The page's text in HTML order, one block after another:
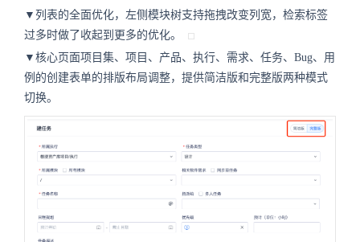
▼列表的全面优化，左侧模块树支持拖拽改变列宽，检索标签
过多时做了收起到更多的优化。
▼核心页面项目集、项目、产品、执行、需求、任务、Bug、用
例的创建表单的排版布局调整，提供简洁版和完整版两种模式
切换。